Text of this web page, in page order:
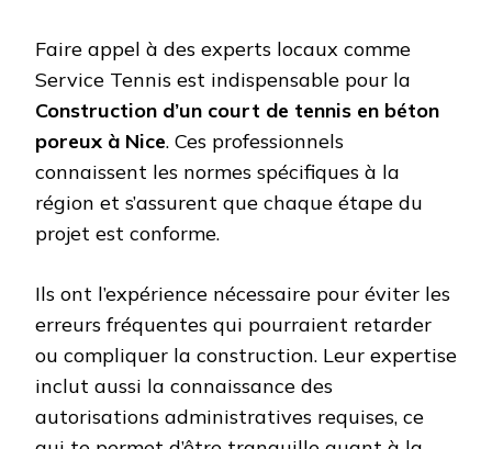
Faire appel à des experts locaux comme
Service Tennis est indispensable pour la
Construction d’un court de tennis en béton
poreux à Nice. Ces professionnels
connaissent les normes spécifiques à la
région et s’assurent que chaque étape du
projet est conforme.
Ils ont l’expérience nécessaire pour éviter les
erreurs fréquentes qui pourraient retarder
ou compliquer la construction. Leur expertise
inclut aussi la connaissance des
autorisations administratives requises, ce